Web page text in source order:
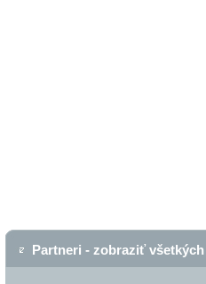
Partneri - zobraziť všetkých